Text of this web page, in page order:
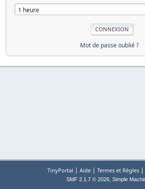
Mot de passe oublié ?
TinyPortal | Aide| Termes et Règles|
SMF 2.1.7 © 2026, Simple